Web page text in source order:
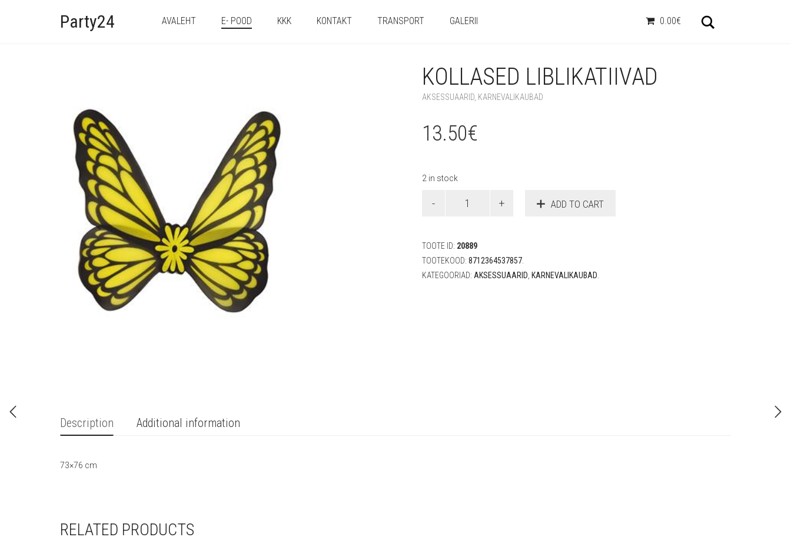
Party24 AVALEHT E- POOD KKK KONTAKT TRANSPORT GALERII 0.00€
KOLLASED LIBLIKATIIVAD
AKSESSUAARID KARNEVALIKAUBAD
13.50€
2 in stock
liblikatiivad
ADD TO CART
TOOTE ID: 20889
TOOTEKOOD: 8712364537857
KATEGOORIAD: AKSESSUAARID KARNEVALIKAUBAD
Description Additional information
73×76 cm
RELATED PRODUCTS